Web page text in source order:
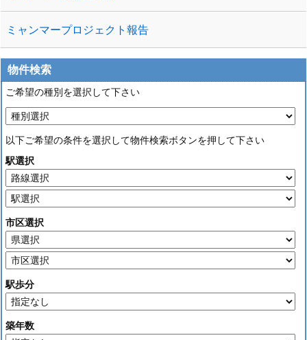
ミャンマープロジェクト報告
物件検索
ご希望の種別を選択して下さい
以下ご希望の条件を選択して物件検索ボタンを押して下さい
駅選択
市区選択
駅歩分
築年数